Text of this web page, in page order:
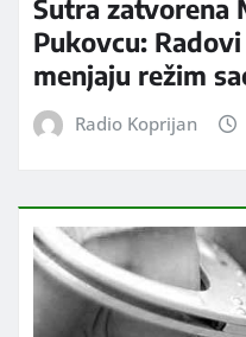
Sutra zatvorena
Pukovcu:
menjaju režim
Radio Koprijan